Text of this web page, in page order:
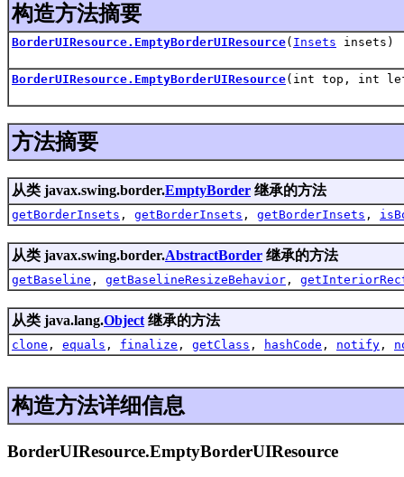
构造方法摘要
BorderUIResource.EmptyBorderUIResource( Insets insets)
BorderUIResource.EmptyBorderUIResource(int top, int
方法摘要
从类 javax.swing.border.EmptyBorder 继承的方法
getBorderInsets , getBorderInsets , getBorderInsets ,
从类 javax.swing.border.AbstractBorder 继承的方法
getBaseline , getBaselineResizeBehavior ,
从类 java.lang.Object 继承的方法
clone , equals , finalize , getClass , hashCode , notify ,
构造方法详细信息
BorderUIResource.EmptyBorderUIResource